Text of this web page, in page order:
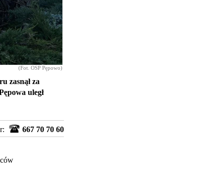
(Fot. OSP Pępowo)
zasnął za
uległ
667 70 70 60